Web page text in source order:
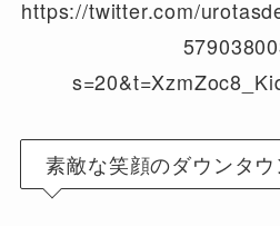
https://twitter.com/
素敵な笑顔のダウンタウ